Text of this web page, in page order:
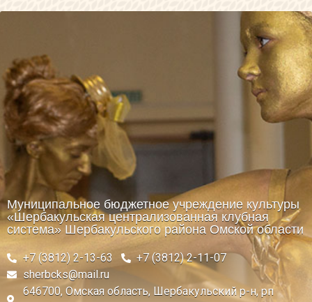
Муниципальное бюджетное учреждение культуры
«Шербакульская централизованная клубная
система» Шербакульского района Омской области
+7 (3812) 2-13-63
+7 (3812) 2-11-07
sherbcks@mail.ru
646700, Омская область, Шербакульский р-н, рп